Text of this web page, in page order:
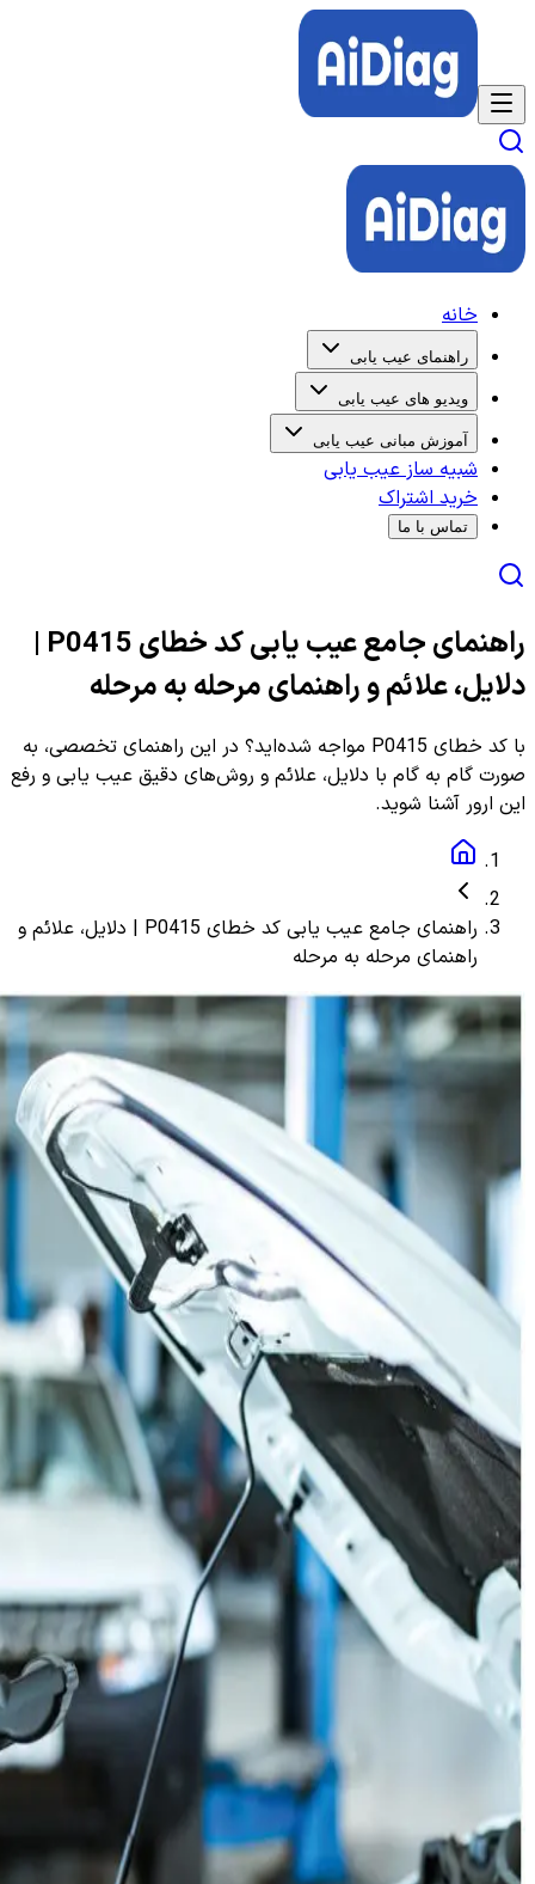
خانه
راهنمای عیب یابی
ویدیو های عیب یابی
آموزش مبانی عیب یابی
شبیه ساز عیب یابی
خرید اشتراک
تماس با ما
راهنمای جامع عیب یابی کد خطای P0415 |
دلایل، علائم و راهنمای مرحله به مرحله
با کد خطای P0415 مواجه شده‌اید؟ در این راهنمای تخصصی، به
صورت گام به گام با دلایل، علائم و روش‌های دقیق عیب یابی و رفع
این ارور آشنا شوید.
راهنمای جامع عیب یابی کد خطای P0415 | دلایل، علائم و
راهنمای مرحله به مرحله